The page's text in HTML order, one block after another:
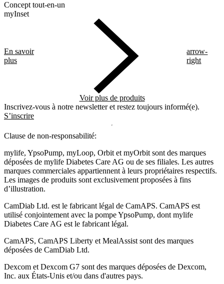
Concept tout-en-un
myInset
En savoir
plus
arrow-
right
Voir plus de produits
Inscrivez-vous à notre newsletter et restez toujours informé(e).
S’inscrire
Clause de non-responsabilité:
mylife, YpsoPump, myLoop, Orbit et myOrbit sont des marques
déposées de mylife Diabetes Care AG ou de ses filiales. Les autres
marques commerciales appartiennent à leurs propriétaires respectifs.
Les images de produits sont exclusivement proposées à fins
d’illustration.
CamDiab Ltd. est le fabricant légal de CamAPS. CamAPS est
utilisé conjointement avec la pompe YpsoPump, dont mylife
Diabetes Care AG est le fabricant légal.
CamAPS, CamAPS Liberty et MealAssist sont des marques
déposées de CamDiab Ltd.
Dexcom et Dexcom G7 sont des marques déposées de Dexcom,
Inc. aux États-Unis et/ou dans d'autres pays.